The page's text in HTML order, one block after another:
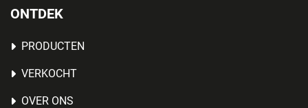
ONTDEK
PRODUCTEN
VERKOCHT
OVER ONS